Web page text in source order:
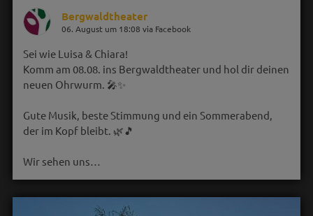
Bergwaldtheater
06. August um 18:08 via Facebook
Sei wie Luisa & Chiara!
Komm am 08.08. ins Bergwaldtheater und hol dir deinen
neuen Ohrwurm. 🎤✨
Gute Musik, beste Stimmung und ein Sommerabend,
der im Kopf bleibt. 🌿🎵
Wir sehen uns…